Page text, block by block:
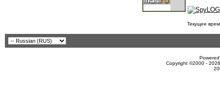
Текущее
Copyright ©2000 -